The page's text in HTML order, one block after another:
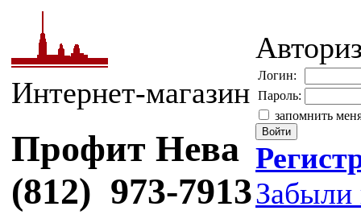
Интернет-магазин
Профит Нева
(812) 973-7913
Логин:
Пароль:
запомнить
Забыли